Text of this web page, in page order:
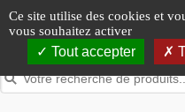
Panneau de gestion des cookies
Ce site utilise des cookies et
vous souhaitez activer
Tout accepter